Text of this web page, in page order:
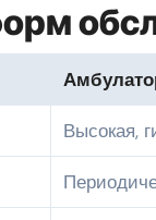
Высокая,